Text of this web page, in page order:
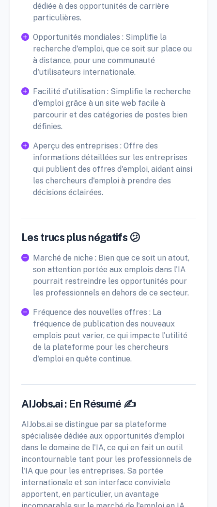
dédiée à des opportunités de carrière
particulières.
Opportunités mondiales : Simplifie la
recherche d'emploi, que ce soit sur place ou
à distance, pour une communauté
d'utilisateurs internationale.
Facilité d'utilisation : Simplifie la recherche
d'emploi grâce à un site web facile à
parcourir et des catégories de postes bien
définies.
Aperçu des entreprises : Offre des
informations détaillées sur les entreprises
qui publient des offres d'emploi, aidant ainsi
les chercheurs d'emploi à prendre des
décisions éclairées.
Les trucs plus négatifs 😕
Marché de niche : Bien que ce soit un atout,
son attention portée aux emplois dans l'IA
pourrait restreindre les opportunités pour
les professionnels en dehors de ce secteur.
Fréquence des nouvelles offres : La
fréquence de publication des nouveaux
emplois peut varier, ce qui impacte l'utilité
de la plateforme pour les chercheurs
d'emploi en quête continue.
AIJobs.ai : En Résumé ✍️
AIJobs.ai se distingue par sa plateforme
spécialisée dédiée aux opportunités d’emploi
dans le domaine de l'IA, ce qui en fait un outil
incontournable tant pour les professionnels de
l'IA que pour les entreprises. Sa portée
internationale et son interface conviviale
apportent, en particulier, un avantage